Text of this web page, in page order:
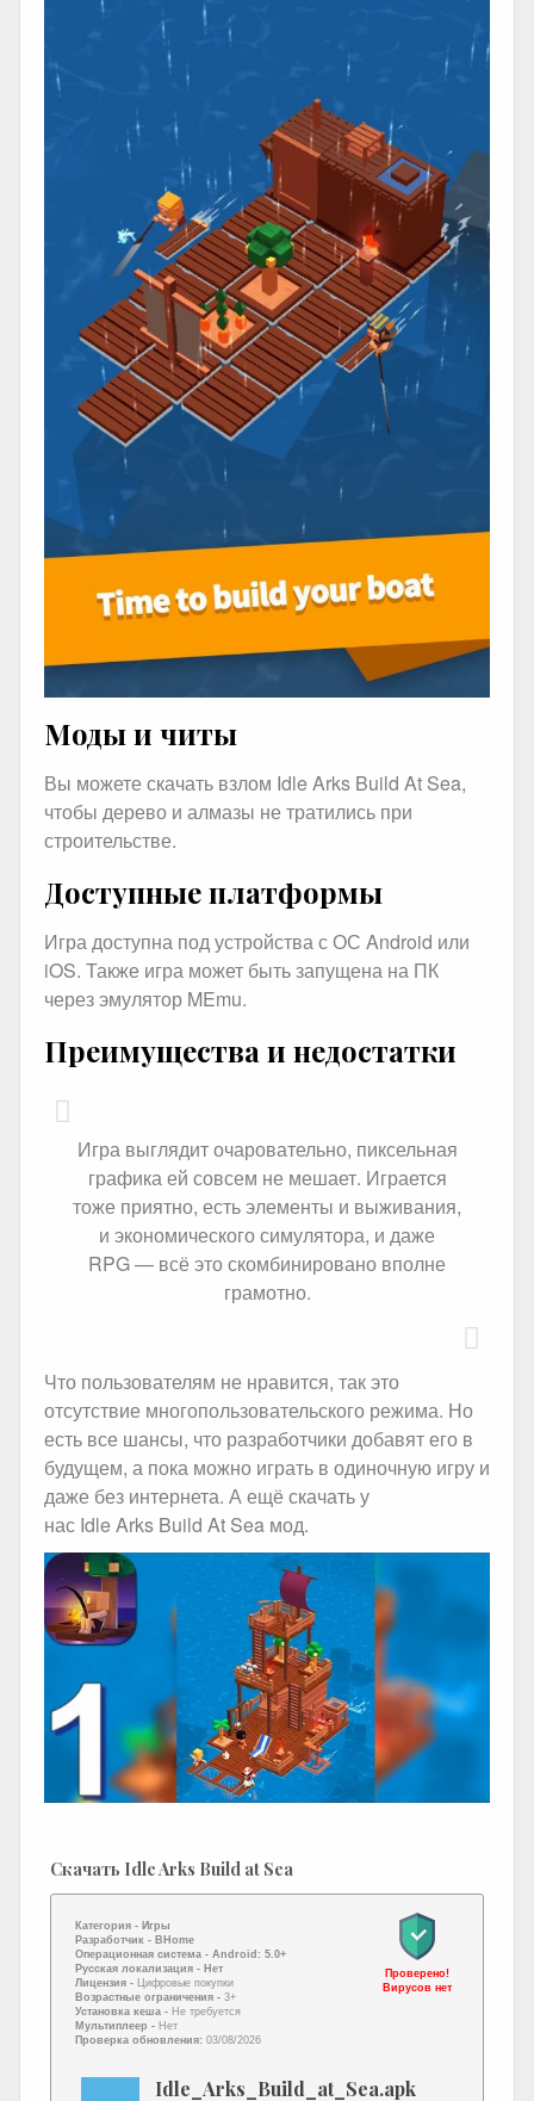
Моды и читы
Вы можете скачать взлом Idle Arks Build At Sea,
чтобы дерево и алмазы не тратились при
строительстве.
Доступные платформы
Игра доступна под устройства с ОС Android или
iOS. Также игра может быть запущена на ПК
через эмулятор MEmu.
Преимущества и недостатки
Игра выглядит очаровательно, пиксельная
графика ей совсем не мешает. Играется
тоже приятно, есть элементы и выживания,
и экономического симулятора, и даже
RPG — всё это скомбинировано вполне
грамотно.
Что пользователям не нравится, так это
отсутствие многопользовательского режима. Но
есть все шансы, что разработчики добавят его в
будущем, а пока можно играть в одиночную игру и
даже без интернета. А ещё скачать у
нас Idle Arks Build At Sea мод.
Скачать Idle Arks Build at Sea
Категория - Игры
Разработчик - BHome
Операционная система - Android: 5.0+
Русская локализация - Нет
Лицензия - Цифровые покупки
Возрастные ограничения - 3+
Установка кеша - Не требуется
Мультиплеер - Нет
Проверка обновления: 03/08/2026
Проверено!
Вирусов нет
Idle_Arks_Build_at_Sea.apk